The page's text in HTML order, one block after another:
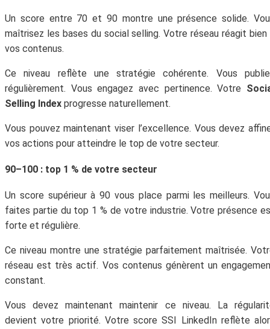
Un score entre 70 et 90 montre une présence solide.
maîtrisez les bases du social selling. Votre réseau réagit bien
vos contenus.
Ce niveau reflète une stratégie cohérente. Vous
régulièrement. Vous engagez avec pertinence. Votre
Selling Index progresse naturellement.
Vous pouvez maintenant viser l’excellence. Vous devez
vos actions pour atteindre le top de votre secteur.
90–100 : top 1 % de votre secteur
Un score supérieur à 90 vous place parmi les meilleurs.
faites partie du top 1 % de votre industrie. Votre présence
forte et régulière.
Ce niveau montre une stratégie parfaitement maîtrisée.
réseau est très actif. Vos contenus génèrent un
constant.
Vous devez maintenant maintenir ce niveau. La
devient votre priorité. Votre score SSI LinkedIn reflète